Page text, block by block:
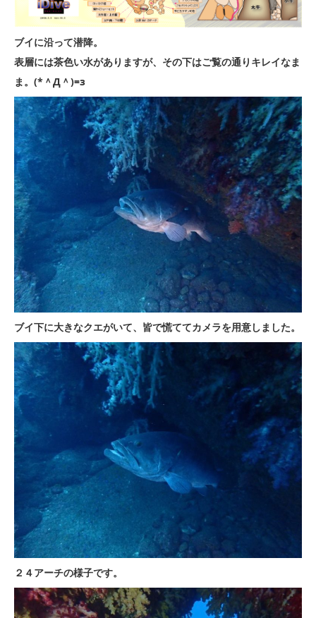
ブイに沿って潜降。
表層には茶色い水がありますが、その下はご覧の通りキレイなま
ま。(*＾Д＾)=з
ブイ下に大きなクエがいて、皆で慌ててカメラを用意しました。
２４アーチの様子です。